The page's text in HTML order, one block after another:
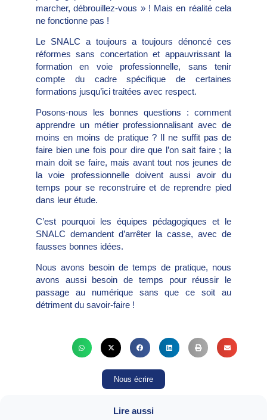
marcher, débrouillez-vous » ! Mais en réalité cela
ne fonctionne pas !
Le SNALC a toujours a toujours dénoncé ces
réformes sans concertation et appauvrissant la
formation en voie professionnelle, sans tenir
compte du cadre spécifique de certaines
formations jusqu’ici traitées avec respect.
Posons-nous les bonnes questions : comment
apprendre un métier professionnalisant avec de
moins en moins de pratique ? Il ne suffit pas de
faire bien une fois pour dire que l’on sait faire ; la
main doit se faire, mais avant tout nos jeunes de
la voie professionnelle doivent aussi avoir du
temps pour se reconstruire et de reprendre pied
dans leur étude.
C’est pourquoi les équipes pédagogiques et le
SNALC demandent d’arrêter la casse, avec de
fausses bonnes idées.
Nous avons besoin de temps de pratique, nous
avons aussi besoin de temps pour réussir le
passage au numérique sans que ce soit au
détriment du savoir-faire !
Nous écrire
Lire aussi